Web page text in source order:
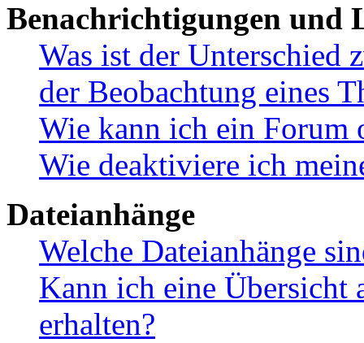
Benachrichtigungen und
Was ist der Unterschied
der Beobachtung eines
Wie kann ich ein Forum
Wie deaktiviere ich
Dateianhänge
Welche Dateianhänge
Kann ich eine Übersicht
erhalten?